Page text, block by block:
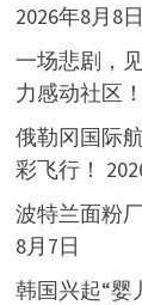
2026年8月8日
一场悲剧，
力感动社区！
俄勒冈国际
彩飞行！
波特兰面粉
8月7日
韩国兴起“婴